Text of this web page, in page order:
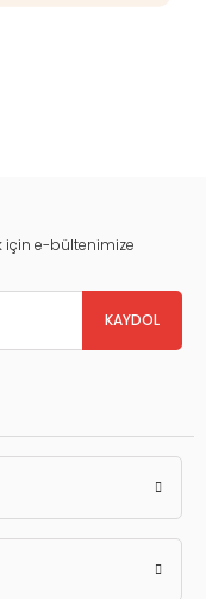
için e-bültenimize
KAYDOL